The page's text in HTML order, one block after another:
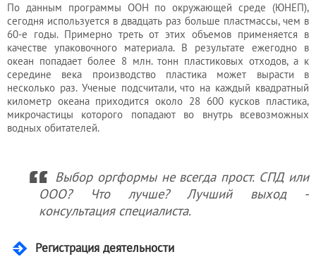
По данным программы ООН по окружающей среде (ЮНЕП),
сегодня используется в двадцать раз больше пластмассы, чем в
60-е годы. Примерно треть от этих объемов применяется в
качестве упаковочного материала. В результате ежегодно в
океан попадает более 8 млн. тонн пластиковых отходов, а к
середине века производство пластика может вырасти в
несколько раз. Ученые подсчитали, что на каждый квадратный
километр океана приходится около 28 600 кусков пластика,
микрочастицы которого попадают во внутрь всевозможных
водных обитателей.
Выбор оргформы не всегда прост. СПД или
ООО? Что лучше? Лучший выход -
консультация специалиста.
Регистрация деятельности